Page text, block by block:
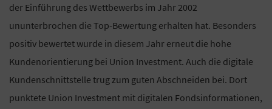
der Einführung des Wettbewerbs im Jahr 2002
ununterbrochen die Top-Bewertung erhalten hat. Besonders
positiv bewertet wurde in diesem Jahr erneut die hohe
Kundenorientierung bei Union Investment. Auch die digitale
Kundenschnittstelle trug zum guten Abschneiden bei. Dort
punktete Union Investment mit digitalen Fondsinformationen,